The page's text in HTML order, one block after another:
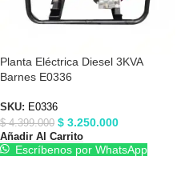
Planta Eléctrica Diesel 3KVA
Barnes E0336
SKU: E0336
$4.399.000 $ 3.250.000
Añadir Al Carrito
Escríbenos por WhatsApp